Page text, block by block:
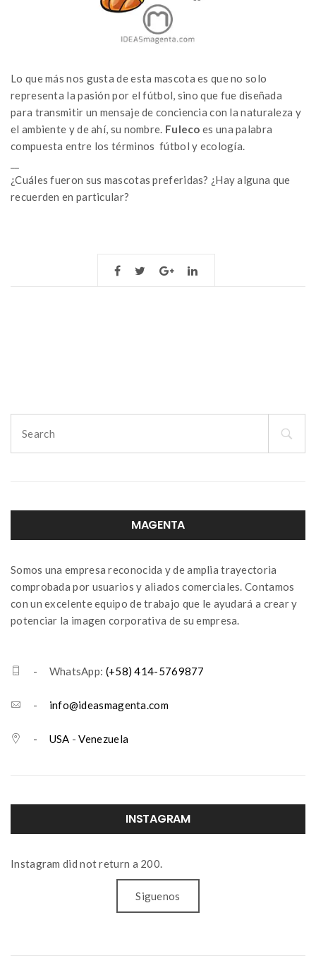
Lo que más nos gusta de esta mascota es que no solo
representa la pasión por el fútbol, sino que fue diseñada
para transmitir un mensaje de conciencia con la naturaleza y
el ambiente y de ahí, su nombre. Fuleco es una palabra
compuesta entre los términos fútbol y ecología.
¿Cuáles fueron sus mascotas preferidas? ¿Hay alguna que
recuerden en particular?
for:
MAGENTA
Somos una empresa reconocida y de amplia trayectoria
comprobada por usuarios y aliados comerciales. Contamos
con un excelente equipo de trabajo que le ayudará a crear y
potenciar la imagen corporativa de su empresa.
- WhatsApp: (+58) 414-5769877
- info@ideasmagenta.com
- USA -Venezuela
INSTAGRAM
Instagram did not return a 200.
Siguenos